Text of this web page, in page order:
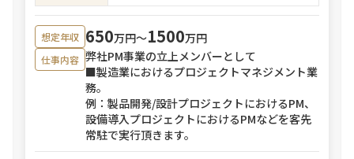
想定年収 650万円〜1500万円
仕事内容 弊社PM事業の立上メンバーとして
■製造業におけるプロジェクトマネジメント業
務。
例：製品開発/設計プロジェクトにおけるPM、
設備導入プロジェクトにおけるPMなどを客先
常駐で実行頂きます。